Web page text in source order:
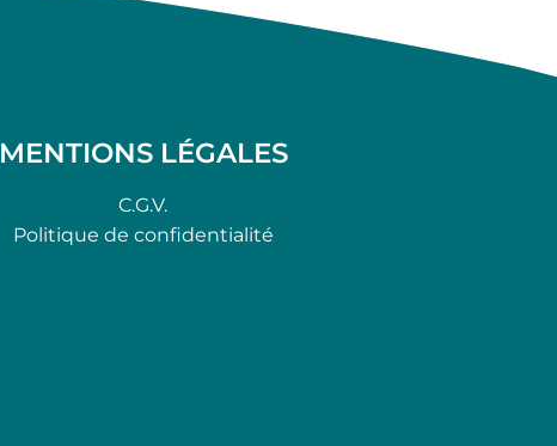
MENTIONS LÉGALES
C.G.V.
Politique de confidentialité